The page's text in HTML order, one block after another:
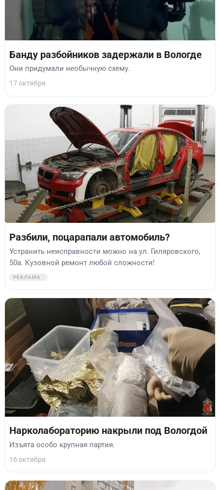
Банду разбойников задержали в Вологде
Они придумали необычную схему.
17 октября
Разбили, поцарапали автомобиль?
Устранить неисправности можно на ул. Гиляровского,
50а. Кузовной ремонт любой сложности!
РЕКЛАМА
Нарколабораторию накрыли под Вологдой
Изъята особо крупная партия.
16 октября